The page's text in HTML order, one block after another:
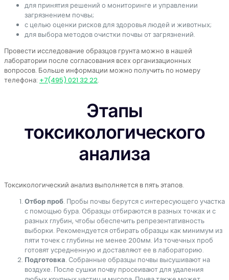
для принятия решений о мониторинге и управлении
загрязнением почвы;
с целью оценки рисков для здоровья людей и животных;
для выбора методов очистки почвы от загрязнений.
Провести исследование образцов грунта можно в нашей
лаборатории после согласования всех организационных
вопросов. Больше информации можно получить по номеру
телефона: +7(495) 021 32 22.
Этапы
токсикологического
анализа
Токсикологический анализ выполняется в пять этапов.
Отбор проб. Пробы почвы берутся с интересующего участка
с помощью бура. Образцы отбираются в разных точках и с
разных глубин, чтобы обеспечить репрезентативность
выборки. Рекомендуется отбирать образцы как минимум из
пяти точек с глубины не менее 200мм. Из точечных проб
готовят усредненную и доставляют ее в лабораторию.
Подготовка. Собранные образцы почвы высушивают на
воздухе. После сушки почву просеивают для удаления